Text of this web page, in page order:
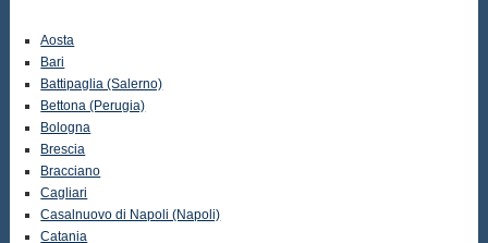
Aosta
Bari
Battipaglia (Salerno)
Bettona (Perugia)
Bologna
Brescia
Bracciano
Cagliari
Casalnuovo di Napoli (Napoli)
Catania